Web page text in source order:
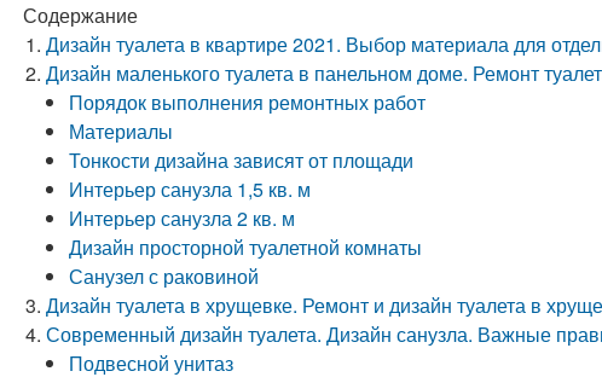
Содержание
Дизайн туалета в квартире 2021. Выбор материала для
Дизайн маленького туалета в панельном доме. Ремонт
Порядок выполнения ремонтных работ
Материалы
Тонкости дизайна зависят от площади
Интерьер санузла 1,5 кв. м
Интерьер санузла 2 кв. м
Дизайн просторной туалетной комнаты
Санузел с раковиной
Дизайн туалета в хрущевке. Ремонт и дизайн туалета в
Современный дизайн туалета. Дизайн санузла. Важные
Подвесной унитаз